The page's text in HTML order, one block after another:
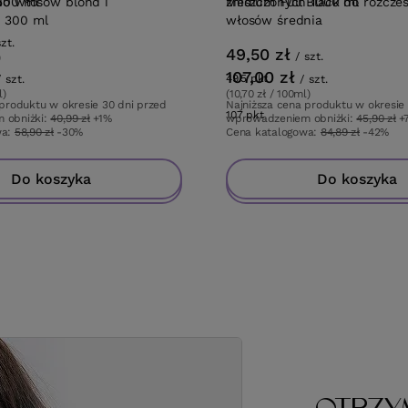
w okresie 30 dni przed
obniżki:40,99 zł +1%
58,90 zł -30%
Do koszyka
włosów średnia
49,50 zł / szt.
49.5pktpunktów
Najniższa cena produktu w okresie
wprowadzeniem obniżki:45,90 zł
Cena katalogowa: 84,89 zł -42%
Do koszyka
300 ml
szt.
Do koszyka
107,00 zł / szt.
(10,70 zł / 100ml)
107pktpunktów
Do koszyka